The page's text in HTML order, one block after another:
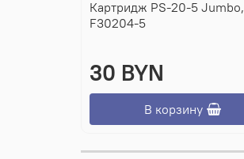
Картридж PS-20-5 Jumbo,
F30204-5
30 BYN
В корзину